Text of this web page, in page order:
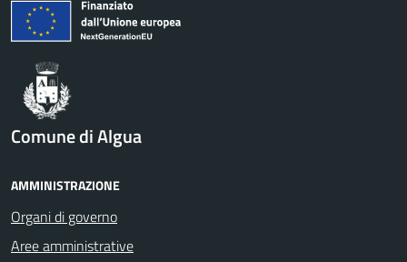
Comune di Algua
AMMINISTRAZIONE
Organi di governo
Aree amministrative